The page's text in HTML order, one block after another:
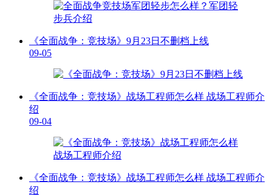
《全面战争：竞技场》9月23日不删档上线
09-05
《全面战争：竞技场》战场工程师怎么样 战场工程师介
绍
09-04
《全面战争：竞技场》战场工程师怎么样 战场工程师介
绍